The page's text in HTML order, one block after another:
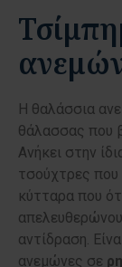
Η θαλάσσια
θάλασσας που
Ανήκει στην
τσούχτρες που
κύτταρα που
αντίδραση.
ανεμώνες σε